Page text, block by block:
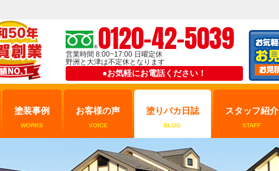
0120-42-5039
営業時間 8:00~17:00 日曜定休
野洲と大津は不定休となります
●お気軽にお電話ください！
塗装事例
WORKS
お客様の声
VOICE
塗りバカ日誌
BLOG
スタッフ紹介
STAFF